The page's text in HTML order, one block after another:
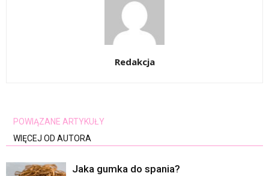
Redakcja
POWIĄZANE ARTYKUŁY
WIĘCEJ OD AUTORA
Jaka gumka do spania?